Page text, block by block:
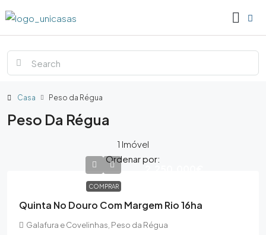
Casa Peso da Régua
Peso Da Régua
1 Imóvel
Ordenar por:
COMPRAR
Quinta No Douro Com Margem Rio 16ha
Galafura e Covelinhas, Peso da Régua